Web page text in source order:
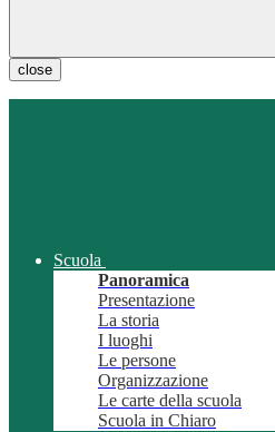
close
Scuola
Panoramica
Presentazione
La storia
I luoghi
Le persone
Organizzazione
Le carte della scuola
Scuola in Chiaro